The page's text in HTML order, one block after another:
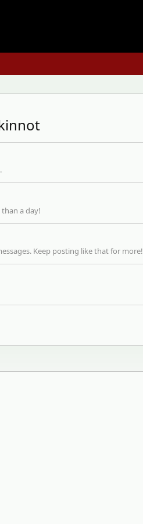
a day!
Keep posting like that for more!